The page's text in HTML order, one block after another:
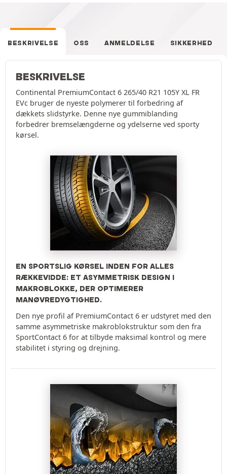
BESKRIVELSE OSS ANMELDELSE SIKKERHED
BESKRIVELSE
Continental PremiumContact 6 265/40 R21 105Y XL FR
EVc bruger de nyeste polymerer til forbedring af
dækkets slidstyrke. Denne nye gummiblanding
forbedrer bremselængderne og ydelserne ved sporty
kørsel.
EN SPORTSLIG KØRSEL INDEN FOR ALLES
RÆKKEVIDDE: ET ASYMMETRISK DESIGN I
MAKROBLOKKE, DER OPTIMERER
MANØVREDYGTIGHED.
Den nye profil af PremiumContact 6 er udstyret med den
samme asymmetriske makroblokstruktur som den fra
SportContact 6 for at tilbyde maksimal kontrol og mere
stabilitet i styring og drejning.